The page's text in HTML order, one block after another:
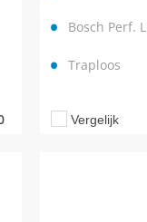
Bosch Perf.
Traploos
Vergelijk